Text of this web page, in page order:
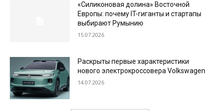
«Силиконовая долина» Восточной
Европы: почему IT-гиганты и стартапы
выбирают Румынию
15.07.2026
Раскрыты первые характеристики
нового электрокроссовера Volkswagen
14.07.2026